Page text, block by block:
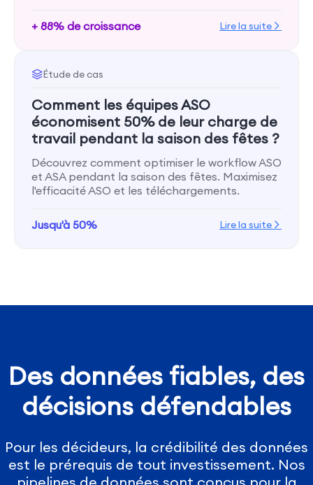
+ 88% de croissance Lire la suite
Étude de cas
Comment les équipes ASO
économisent 50% de leur charge de
travail pendant la saison des fêtes ?
Découvrez comment optimiser le workflow ASO
et ASA pendant la saison des fêtes. Maximisez
l'efficacité ASO et les téléchargements.
Jusqu'à 50% Lire la suite
Des données fiables, des
décisions défendables
Pour les décideurs, la crédibilité des données
est le prérequis de tout investissement. Nos